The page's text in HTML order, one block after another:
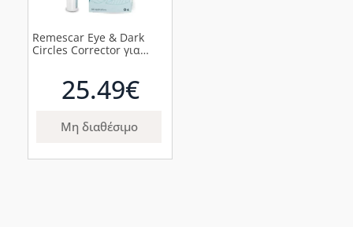
Remescar Eye & Dark
Circles Corrector για
25.49€
Μη διαθέσιμο